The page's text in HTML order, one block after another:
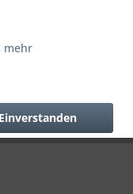
Sie uns
mehr
Einverstanden